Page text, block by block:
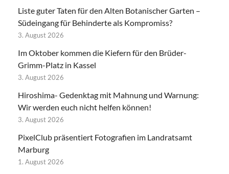
Liste guter Taten für den Alten Botanischer Garten –
Südeingang für Behinderte als Kompromiss?
3. August 2026
Im Oktober kommen die Kiefern für den Brüder-
Grimm-Platz in Kassel
3. August 2026
Hiroshima- Gedenktag mit Mahnung und Warnung:
Wir werden euch nicht helfen können!
3. August 2026
PixelClub präsentiert Fotografien im Landratsamt
Marburg
1. August 2026